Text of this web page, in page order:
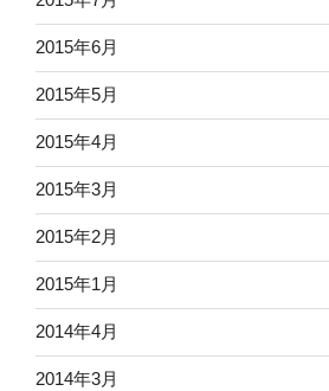
2015年6月
2015年5月
2015年4月
2015年3月
2015年2月
2015年1月
2014年4月
2014年3月